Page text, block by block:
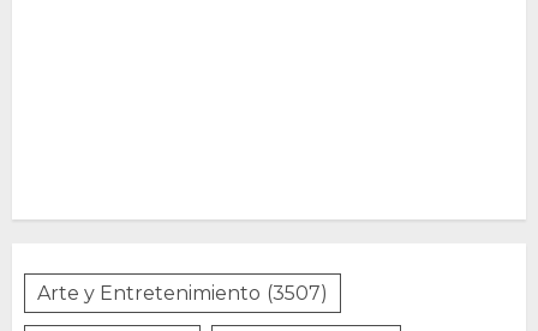
Arte y Entretenimiento (3507)